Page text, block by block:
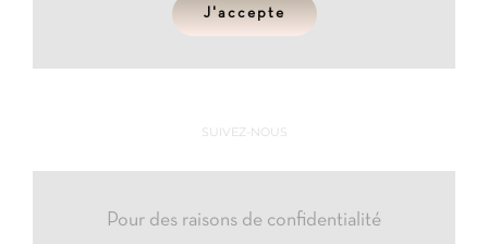
J'accepte
SUIVEZ-NOUS
Pour des raisons de confidentialité